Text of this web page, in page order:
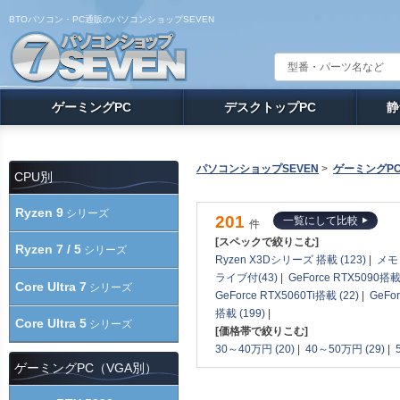
BTOパソコン・PC通販のパソコンショップSEVEN
ゲーミングPC デスクトップPC
パソコンショップSEVEN > ゲーミング
201 件
一覧にして比較
[スペックで絞りこむ]
Ryzen X3Dシリーズ 搭載 (123) |
メ
ライブ付(43) | GeForce RTX5090搭
GeForce RTX5060Ti搭載 (22) |
搭載 (199) |
[価格帯で絞りこむ]
30～40万円 (20) | 40～50万円 (29) |
CPU別
Ryzen 9 シリーズ
Ryzen 7 / 5 シリーズ
Core Ultra 7 シリーズ
Core Ultra 5 シリーズ
ゲーミングPC（VGA別）